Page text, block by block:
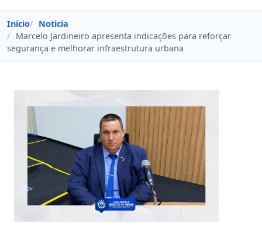
Inicio
Noticia
Marcelo Jardineiro apresenta indicações para reforçar
segurança e melhorar infraestrutura urbana